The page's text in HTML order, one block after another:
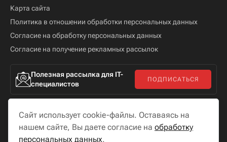
Карта сайта
Политика в отношении обработки персональных данных
Согласие на обработку персональных данных
Согласие на получение рекламных рассылок
Полезная рассылка для IT-
специалистов
ПОДПИСАТЬСЯ
Сайт использует cookie-файлы. Оставаясь на
нашем сайте, Вы даете согласие на обработку
персональных данных.